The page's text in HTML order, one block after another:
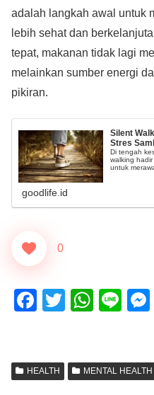
adalah langkah awal untuk
lebih sehat dan
tepat, makanan tidak lagi
melainkan sumber energi
pikiran.
Silent
Stres
Di tengah
walking
untuk
goodlife.id
0
F
e
T
er
W
s
Li
HEALTH MENTAL HEALTH